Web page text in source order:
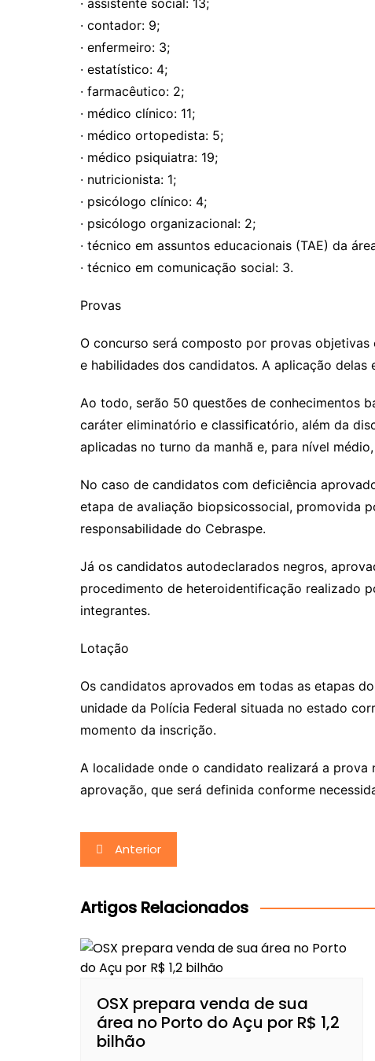
· assistente social: 13;
· contador: 9;
· enfermeiro: 3;
· estatístico: 4;
· farmacêutico: 2;
· médico clínico: 11;
· médico ortopedista: 5;
· médico psiquiatra: 19;
· nutricionista: 1;
· psicólogo clínico: 4;
· psicólogo organizacional: 2;
· técnico em assuntos educacionais (TAE) da
· técnico em comunicação social: 3.
Provas
O concurso será composto por provas
e habilidades dos candidatos. A aplicação delas
Ao todo, serão 50 questões de conhecimentos
caráter eliminatório e classificatório, além da
aplicadas no turno da manhã e, para nível
No caso de candidatos com deficiência
etapa de avaliação biopsicossocial, promovida
responsabilidade do Cebraspe.
Já os candidatos autodeclarados negros,
procedimento de heteroidentificação realizado
integrantes.
Lotação
Os candidatos aprovados em todas as etapas
unidade da Polícia Federal situada no estado
momento da inscrição.
A localidade onde o candidato realizará a
aprovação, que será definida conforme
Navegação
de
Post
Anterior
Artigos Relacionados
OSX prepara venda de sua
área no Porto do Açu por R$ 1,2
bilhão